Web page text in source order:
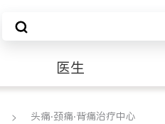
医生
头痛‧颈痛‧背痛治疗中心